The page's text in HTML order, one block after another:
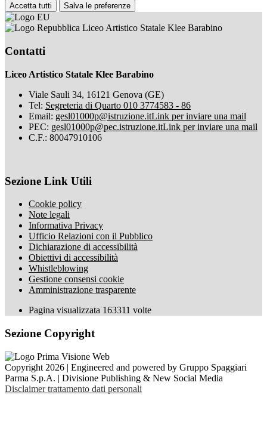
Accetta tutti Salva le preferenze
Liceo Artistico Statale Klee Barabino
Contatti
Liceo Artistico Statale Klee Barabino
Viale Sauli 34, 16121 Genova (GE)
Tel: Segreteria di Quarto 010 3774583 - 86
Email: gesl01000p@istruzione.itLink per inviare una mail
PEC: gesl01000p@pec.istruzione.itLink per inviare una mail
C.F.: 80047910106
Sezione Link Utili
Cookie policy
Note legali
Informativa Privacy
Ufficio Relazioni con il Pubblico
Dichiarazione di accessibilità
Obiettivi di accessibilità
Whistleblowing
Gestione consensi cookie
Amministrazione trasparente
Pagina visualizzata 163311 volte
Sezione Copyright
Copyright 2026 | Engineered and powered by Gruppo Spaggiari
Parma S.p.A. | Divisione Publishing & New Social Media
Disclaimer trattamento dati personali